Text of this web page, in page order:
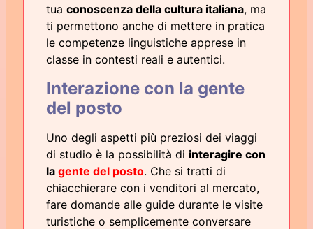
tua conoscenza della cultura italiana, ma
ti permettono anche di mettere in pratica
le competenze linguistiche apprese in
classe in contesti reali e autentici.
Interazione con la gente
del posto
Uno degli aspetti più preziosi dei viaggi
di studio è la possibilità di interagire con
la gente del posto. Che si tratti di
chiacchierare con i venditori al mercato,
fare domande alle guide durante le visite
turistiche o semplicemente conversare